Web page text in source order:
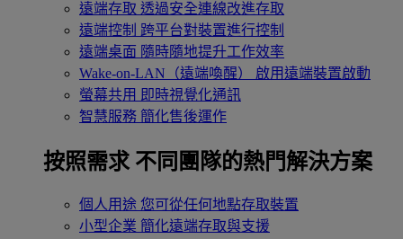
遠端存取 透過安全連線改進存取
遠端控制 跨平台對裝置進行控制
遠端桌面 隨時隨地提升工作效率
Wake-on-LAN（遠端喚醒）
啟用遠端裝置啟動
螢幕共用 即時視覺化通訊
智慧服務 簡化售後運作
按照需求 不同團隊的熱門解決方案
個人用途 您可從任何地點存取裝置
小型企業 簡化遠端存取與支援